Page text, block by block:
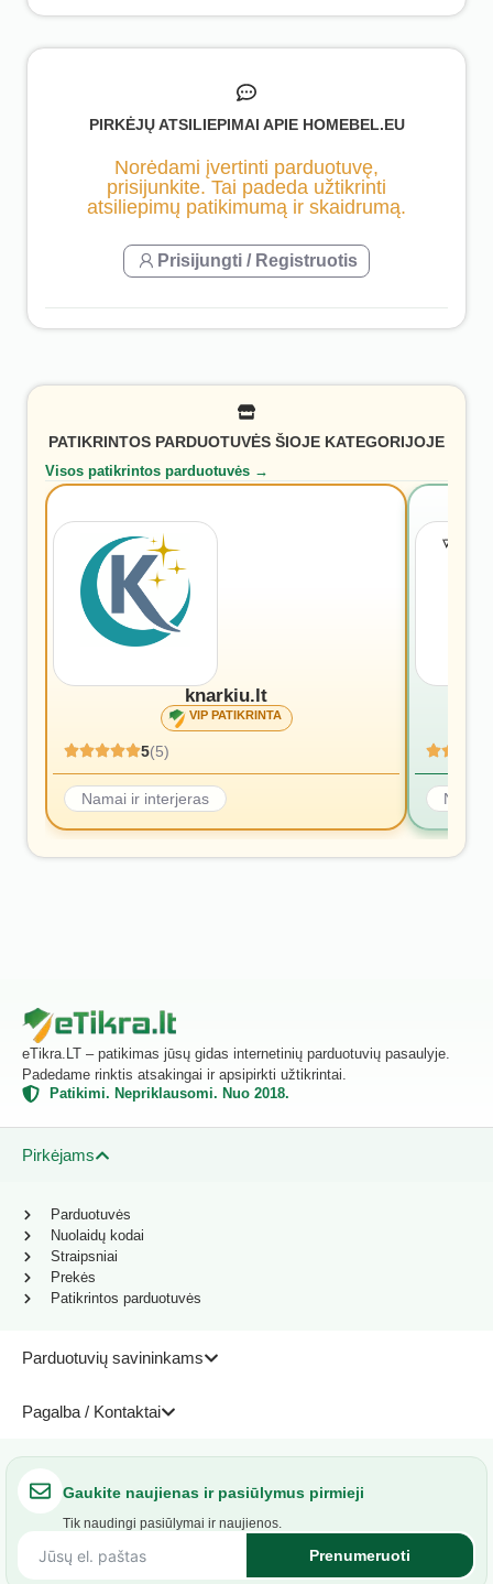
PIRKĖJŲ ATSILIEPIMAI APIE HOMEBEL.EU
Norėdami įvertinti parduotuvę,
prisijunkite. Tai padeda užtikrinti
atsiliepimų patikimumą ir skaidrumą.
Prisijungti / Registruotis
PATIKRINTOS PARDUOTUVĖS ŠIOJE KATEGORIJOJE
Visos patikrintos parduotuvės →
knarkiu.lt
VIP PATIKRINTA
5(5)
Namai ir interjeras
eTikra.LT – patikimas jūsų gidas internetinių parduotuvių pasaulyje.
Padedame rinktis atsakingai ir apsipirkti užtikrintai.
Patikimi. Nepriklausomi. Nuo 2018.
Pirkėjams
Parduotuvių savininkams
Pagalba / Kontaktai
Parduotuvės
Nuolaidų kodai
Straipsniai
Prekės
Patikrintos parduotuvės
Gaukite naujienas ir pasiūlymus pirmieji
Tik naudingi pasiūlymai ir naujienos.
Prenumeruoti